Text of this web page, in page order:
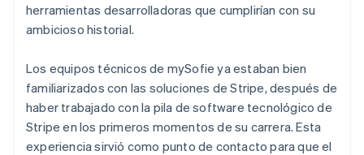
herramientas desarrolladoras que cumplirían con su
ambicioso historial.
Los equipos técnicos de mySofie ya estaban bien
familiarizados con las soluciones de Stripe, después de
haber trabajado con la pila de software tecnológico de
Stripe en los primeros momentos de su carrera. Esta
experiencia sirvió como punto de contacto para que el